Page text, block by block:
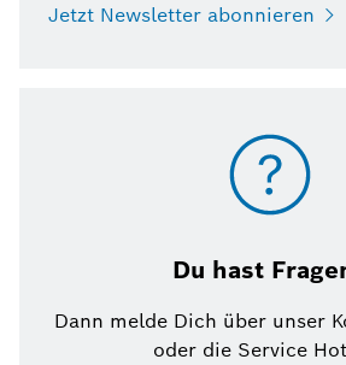
Jetzt Newsletter abonnieren
Du hast
Dann melde Dich über unser
oder die Service